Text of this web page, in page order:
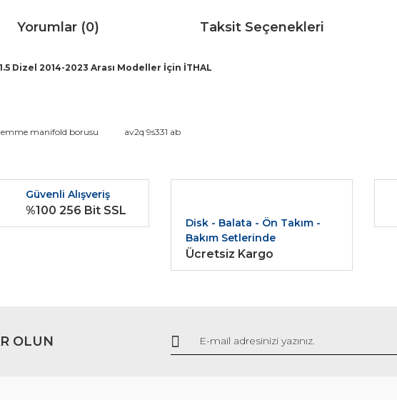
Yorumlar (0) Taksit Seçenekleri
Dizel 2014-2023 Arası Modeller İçin İTHAL
diğer konularda yetersiz gördüğünüz noktaları öneri formunu kullanarak tarafımıza
Gönder
manifold borusu av2q 9s331 ab
Güvenli Alışveriş
%100 256 Bit SSL
Disk - Balata - Ön Takım -
Bakım Setlerinde
Ücretsiz Kargo
OLUN